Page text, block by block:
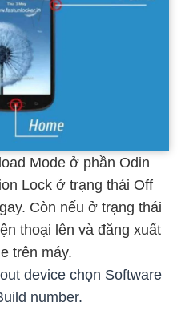
Mode ở phần Odin
Lock ở trạng thái Off
Còn nếu ở trạng thái
thoại lên và đăng xuất
trên máy.
device chọn Software
number.